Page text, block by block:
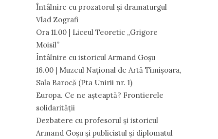
Întâlnire cu prozatorul și dramaturgul
Vlad Zografi
Ora 11.00 | Liceul Teoretic „Grigore
Moisil”
Întâlnire cu istoricul Armand Goșu
16.00 | Muzeul Național de Artă Timișoara,
Sala Barocă (Pta Unirii nr. 1)
Europa. Ce ne așteaptă? Frontierele
solidarității
Dezbatere cu profesorul și istoricul
Armand Goșu și publicistul şi diplomatul